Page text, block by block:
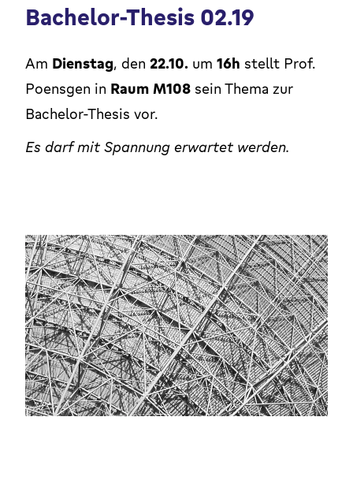
Bachelor-Thesis 02.19
Am Dienstag, den 22.10. um 16h stellt Prof.
Poensgen in Raum M108 sein Thema zur
Bachelor-Thesis vor.
Es darf mit Spannung erwartet werden.